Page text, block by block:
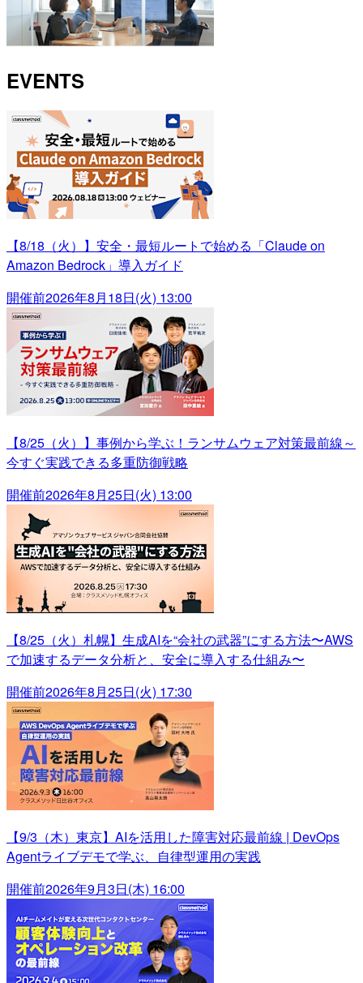
EVENTS
【8/18（火）】安全・最短ルートで始める「Claude on
Amazon Bedrock」導入ガイド
開催前2026年8月18日(火) 13:00
【8/25（火）】事例から学ぶ！ランサムウェア対策最前線～
今すぐ実践できる多重防御戦略
開催前2026年8月25日(火) 13:00
【8/25（火）札幌】生成AIを“会社の武器”にする方法〜AWS
で加速するデータ分析と、安全に導入する仕組み〜
開催前2026年8月25日(火) 17:30
【9/3（木）東京】AIを活用した障害対応最前線 | DevOps
Agentライブデモで学ぶ、自律型運用の実践
開催前2026年9月3日(木) 16:00